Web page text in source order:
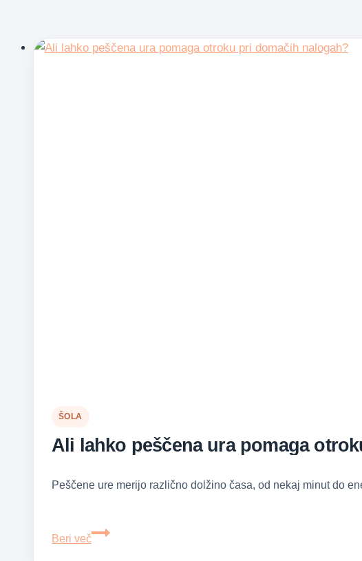
ŠOLA
Ali lahko peščena ura pomaga
Peščene ure merijo različno dolžino časa, od nekaj minut do
Beri več
Ali